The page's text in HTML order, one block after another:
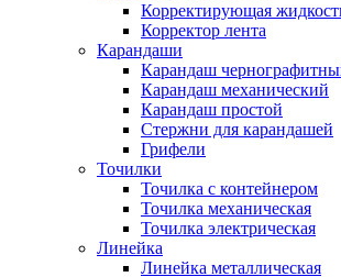
Корректирующая
Корректор лента
Карандаши
Карандаш
Карандаш механический
Карандаш простой
Стержни для карандашей
Грифели
Точилки
Точилка с контейнером
Точилка механическая
Точилка электрическая
Линейка
Линейка металлическая